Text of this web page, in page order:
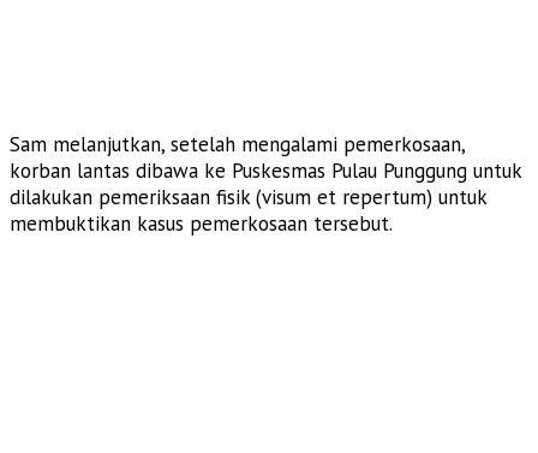
Sam melanjutkan, setelah mengalami pemerkosaan,
korban lantas dibawa ke Puskesmas Pulau Punggung untuk
dilakukan pemeriksaan fisik (visum et repertum) untuk
membuktikan kasus pemerkosaan tersebut.